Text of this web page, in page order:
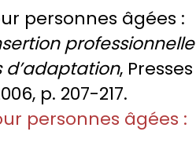
personnes âgées :
professionnelle
d’adaptation, Presses
p. 207-217.
personnes âgées :